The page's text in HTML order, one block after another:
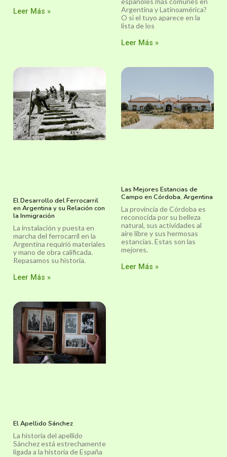
Leer Más »
Argentina y Latinoamérica?
O si el tuyo aparece en la
lista de los
Leer Más »
El Desarrollo del Ferrocarril
en Argentina y su Relación con
la Inmigración
La instalación y puesta en
marcha del ferrocarril en la
Argentina requirió materiales
y mano de obra calificada.
Repasamos su historia.
Leer Más »
Las Mejores Estancias de
Campo en Córdoba, Argentina
La provincia de Córdoba es
reconocida por su belleza
natural, sus actividades al
aire libre y sus hermosas
estancias. Estas son las
mejores.
Leer Más »
El Apellido Sánchez
La historia del apellido
Sánchez está estrechamente
ligada a la historia de España